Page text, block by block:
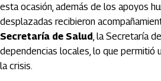
esta ocasión, además de los apoyos
desplazadas recibieron
Secretaría de Salud, la Secretaría
dependencias locales, lo que permitió
la crisis.